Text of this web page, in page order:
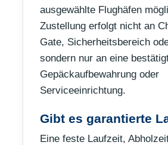
ausgewählte Flughäfen
Zustellung erfolgt nicht an
Gate, Sicherheitsbereich
sondern nur an eine
Gepäckaufbewahrung oder
Serviceeinrichtung.
Gibt es garantierte
Eine feste Laufzeit,